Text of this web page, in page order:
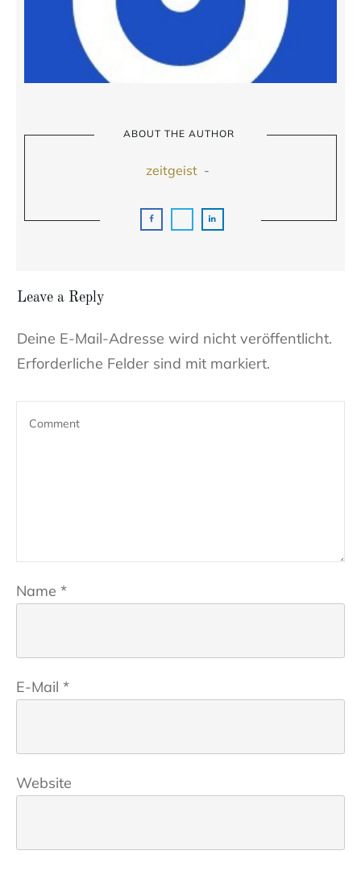
ABOUT THE AUTHOR
zeitgeist-
Leave a Reply
Deine E-Mail-Adresse wird nicht veröffentlicht.
Erforderliche Felder sind mit markiert.
Name *
E-Mail *
Website